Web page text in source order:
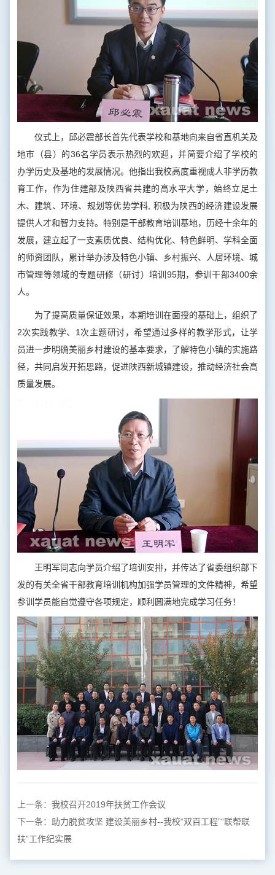
仪式上，邱必震部长首先代表学校和基地向来自省直机关及
地市（县）的36名学员表示热烈的欢迎，并简要介绍了学校的
办学历史及基地的发展情况。他指出我校高度重视成人非学历教
育工作，作为住建部及陕西省共建的高水平大学，始终立足土
木、建筑、环境、规划等优势学科, 积极为陕西的经济建设发展
提供人才和智力支持。特别是干部教育培训基地，历经十余年的
发展，建立起了一支素质优良、结构优化、特色鲜明、学科全面
的师资团队，累计举办涉及特色小镇、乡村振兴、人居环境、城
市管理等领域的专题研修（研讨）培训95期，参训干部3400余
人。
为了提高质量保证效果，本期培训在面授的基础上，组织了
2次实践教学、1次主题研讨，希望通过多样的教学形式，让学
员进一步明确美丽乡村建设的基本要求，了解特色小镇的实施路
径，共同启发开拓思路，促进陕西新城镇建设，推动经济社会高
质量发展。
王明军同志向学员介绍了培训安排，并传达了省委组织部下
发的有关全省干部教育培训机构加强学员管理的文件精神，希望
参训学员能自觉遵守各项规定，顺利圆满地完成学习任务！
上一条： 我校召开2019年扶贫工作会议
下一条： 助力脱贫攻坚 建设美丽乡村--我校“双百工程”“联帮联
扶”工作纪实展